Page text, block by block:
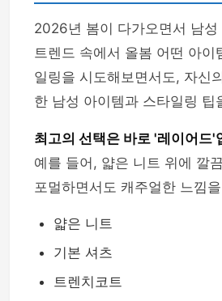
2026년 봄이 다가오면서 남
트렌드 속에서 올봄 어떤 아
일링을 시도해보면서도, 자신
한 남성 아이템과 스타일링 팁
최고의 선택은 바로 '레이어드'
예를 들어, 얇은 니트 위에 깔
포멀하면서도 캐주얼한 느낌
얇은 니트
기본 셔츠
트렌치코트